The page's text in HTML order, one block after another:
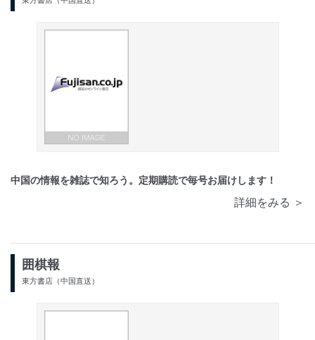
中国の情報を雑誌で知ろう。定期購読で毎号お届けします！
詳細をみる ＞
囲棋報
東方書店（中国直送）